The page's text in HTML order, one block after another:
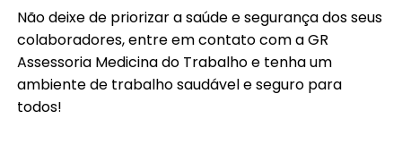
Não deixe de priorizar a saúde e segurança dos seus
colaboradores, entre em contato com a GR
Assessoria Medicina do Trabalho e tenha um
ambiente de trabalho saudável e seguro para
todos!